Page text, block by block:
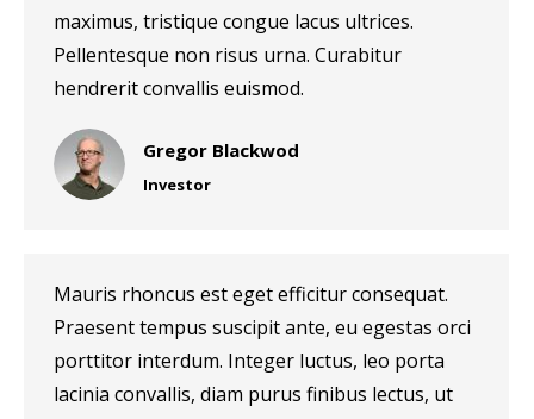
maximus, tristique congue lacus ultrices.
Pellentesque non risus urna. Curabitur
hendrerit convallis euismod.
Gregor Blackwod
Investor
Mauris rhoncus est eget efficitur consequat.
Praesent tempus suscipit ante, eu egestas orci
porttitor interdum. Integer luctus, leo porta
lacinia convallis, diam purus finibus lectus, ut